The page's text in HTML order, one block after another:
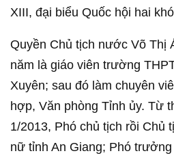
XIII, đại biểu Quốc hội hai
Quyền Chủ tịch nước Võ Thị
năm là giáo viên trường
Xuyên; sau đó làm chuyên
hợp, Văn phòng Tỉnh ủy. Từ
1/2013, Phó chủ tịch rồi Chủ
nữ tỉnh An Giang; Phó